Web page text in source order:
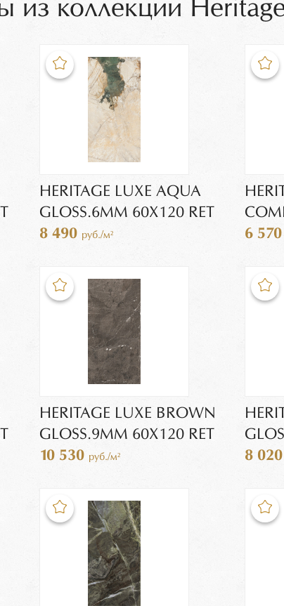
из коллекции
HERITAGE LUXE AQUA
GLOSS.6MM 60X120 RET
8 490 руб./м²
6 570
HERITAGE LUXE BROWN
GLOSS.9MM 60X120 RET
10 530 руб./м²
8 020